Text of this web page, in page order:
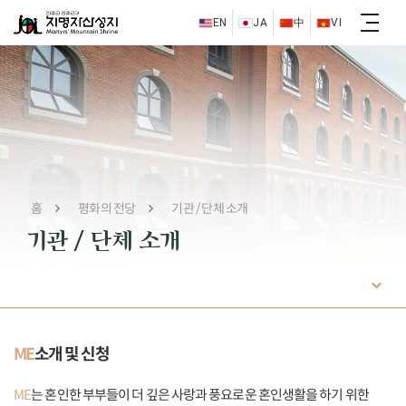
EN JA 中 VI
홈 평화의 전당 기관 / 단체 소개
기관 / 단체 소개
ME소개 및 신청
ME는 혼인한 부부들이 더 깊은 사랑과 풍요로운 혼인생활을 하기 위한